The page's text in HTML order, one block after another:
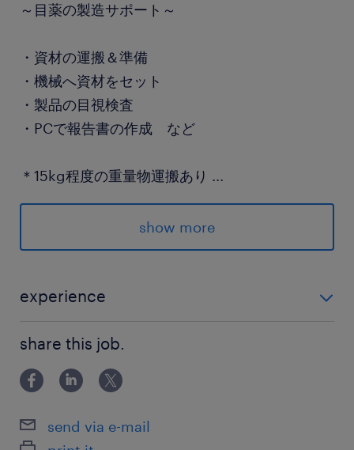
～目薬の製造サポート～
・資材の運搬＆準備
・機械へ資材をセット
・製品の目視検査
・PCで報告書の作成 など
＊15kg程度の重量物運搬あり ...
（1日5個程度）
……………………………☆
※気になったらまず応募！
派遣先の特徴
＼大手製薬メーカーさん／
最寄駅
show more
experience
share this job.
send via e-mail